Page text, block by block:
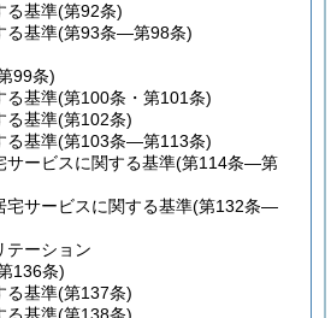
る基準(第92条)
る基準(第93条―第98条)
99条)
る基準(第100条・第101条)
る基準(第102条)
る基準(第103条―第113条)
サービスに関する基準(第114条―第
宅サービスに関する基準(第132条―
テーション
136条)
る基準(第137条)